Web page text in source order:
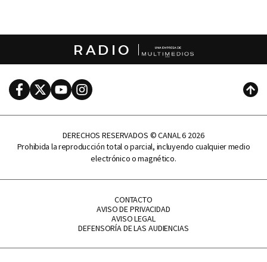
RADIO
FacebookTwitterYoutubeInstagram
DERECHOS RESERVADOS © CANAL 6 2026
Prohibida la reproducción total o parcial, incluyendo cualquier medio
electrónico o magnético.
CONTACTO
AVISO DE PRIVACIDAD
AVISO LEGAL
DEFENSORÍA DE LAS AUDIENCIAS